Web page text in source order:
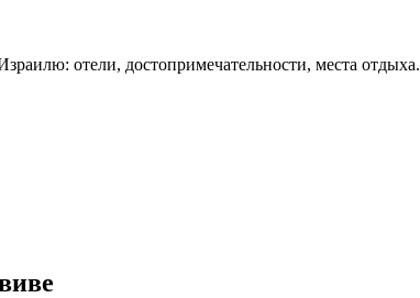
отели, достопримечательности, места отдыха.